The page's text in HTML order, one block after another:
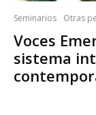
Seminarios Otras
Voces
sistema